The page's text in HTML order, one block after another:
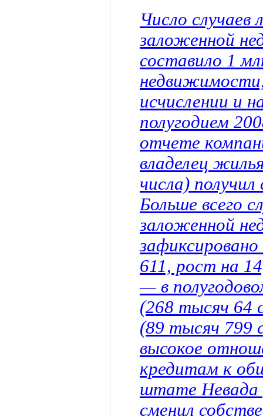
Число случаев
заложенной
составило 1
исчислении и
полугодием
отчете
владелец
числа)
Больше всего
заложенной
611, рост на
— в
(268 тысяч 64
(89 тысяч 799
высокое
кредитам к
штате Невада
сменил